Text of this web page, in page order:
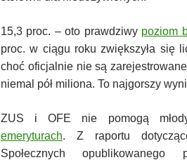
15,3 proc. – oto prawdziwy poziom
proc. w ciągu roku zwiększyła się
choć oficjalnie nie są
niemal pół miliona. To najgorszy
ZUS i OFE nie pomogą
emeryturach. Z raportu
Społecznych